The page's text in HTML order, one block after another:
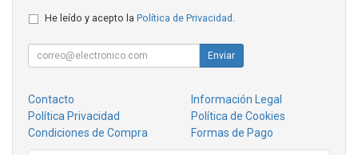
He leído y acepto la Política de Privacidad .
Enviar
Contacto
Información Legal
Política Privacidad
Política de Cookies
Condiciones de Compra
Formas de Pago